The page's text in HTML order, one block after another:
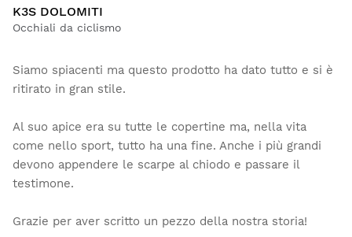
K3S DOLOMITI
Occhiali da ciclismo
Siamo spiacenti ma questo prodotto ha dato tutto e si è
ritirato in gran stile.
Al suo apice era su tutte le copertine ma, nella vita
come nello sport, tutto ha una fine. Anche i più grandi
devono appendere le scarpe al chiodo e passare il
testimone.
Grazie per aver scritto un pezzo della nostra storia!